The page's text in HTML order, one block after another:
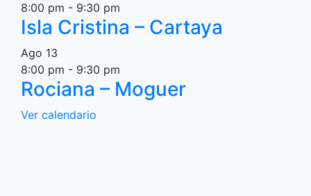
8:00 pm - 9:30 pm
Isla Cristina – Cartaya
Ago 13
8:00 pm - 9:30 pm
Rociana – Moguer
Ver calendario